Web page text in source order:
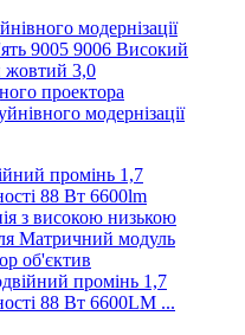
модернізації
промінь 1,7
88 Вт 6600LM ...